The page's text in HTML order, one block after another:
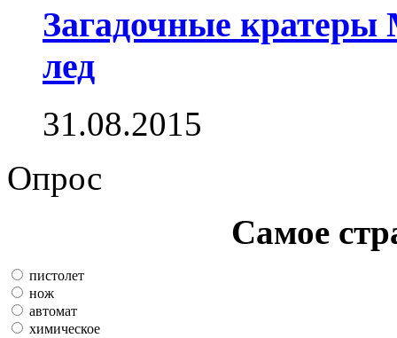
Загадочные
лед
31.08.2015
Опрос
Самое
пистолет
нож
автомат
химическое